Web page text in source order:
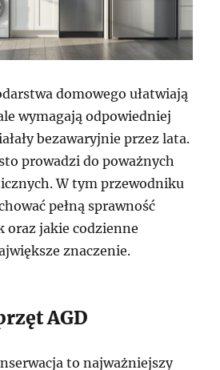
domowego ułatwiają
wymagają odpowiedniej
bezawaryjnie przez lata.
prowadzi do poważnych
W tym przewodniku
pełną sprawność
oraz jakie codzienne
znaczenie.
AGD
to najważniejszy